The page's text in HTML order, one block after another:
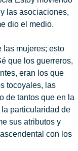
las asociaciones,
dio el medio.
las mujeres; esto
que los guerreros,
eran los que
tocoyales, las
de tantos que en la
particularidad de
sus atributos y
con los